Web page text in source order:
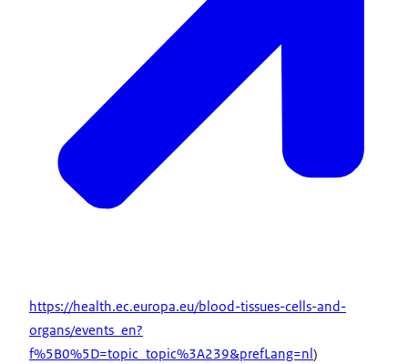
https://health.ec.europa.eu/blood-tissues-cells-and-
organs/events_en?
f%5B0%5D=topic_topic%3A239&prefLang=nl )